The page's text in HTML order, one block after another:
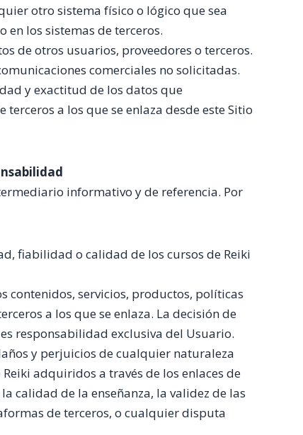
otro sistema físico o lógico que sea
en los sistemas de terceros.
de otros usuarios, proveedores o terceros.
comerciales no solicitadas.
y exactitud de los datos que
a los que se enlaza desde este Sitio
informativo y de referencia. Por
fiabilidad o calidad de los cursos de Reiki
contenidos, servicios, productos, políticas
a los que se enlaza. La decisión de
responsabilidad exclusiva del Usuario.
y perjuicios de cualquier naturaleza
adquiridos a través de los enlaces de
calidad de la enseñanza, la validez de las
de terceros, o cualquier disputa